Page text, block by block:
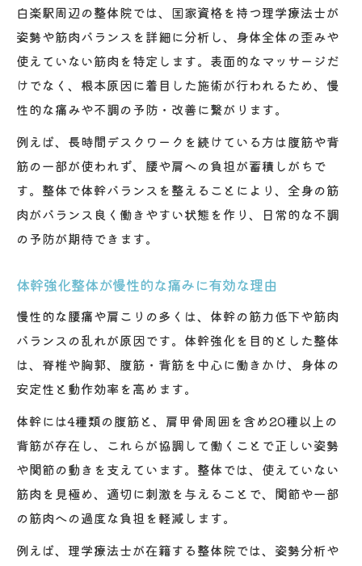
白楽駅周辺の整体院では、国家資格を持つ理学療法士が
姿勢や筋肉バランスを詳細に分析し、身体全体の歪みや
使えていない筋肉を特定します。表面的なマッサージだ
けでなく、根本原因に着目した施術が行われるため、慢
性的な痛みや不調の予防・改善に繋がります。
例えば、長時間デスクワークを続けている方は腹筋や背
筋の一部が使われず、腰や肩への負担が蓄積しがちで
す。整体で体幹バランスを整えることにより、全身の筋
肉がバランス良く働きやすい状態を作り、日常的な不調
の予防が期待できます。
体幹強化整体が慢性的な痛みに有効な理由
慢性的な腰痛や肩こりの多くは、体幹の筋力低下や筋肉
バランスの乱れが原因です。体幹強化を目的とした整体
は、脊椎や胸郭、腹筋・背筋を中心に働きかけ、身体の
安定性と動作効率を高めます。
体幹には4種類の腹筋と、肩甲骨周囲を含め20種以上の
背筋が存在し、これらが協調して働くことで正しい姿勢
や関節の動きを支えています。整体では、使えていない
筋肉を見極め、適切に刺激を与えることで、関節や一部
の筋肉への過度な負担を軽減します。
例えば、理学療法士が在籍する整体院では、姿勢分析や